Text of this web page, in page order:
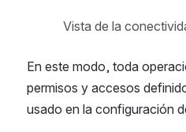
Vista de la
En este modo, toda
permisos y accesos
usado en la configuración